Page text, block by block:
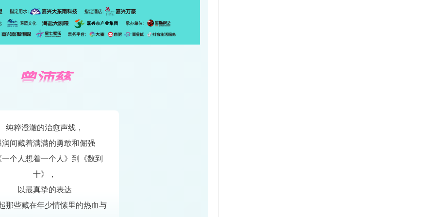
曾沛慈
纯粹澄澈的治愈声线，
润间藏着满满的勇敢和倔强
一个人想着一个人》到《数到
十》，
以最真挚的表达
那些藏在年少情愫里的热血与